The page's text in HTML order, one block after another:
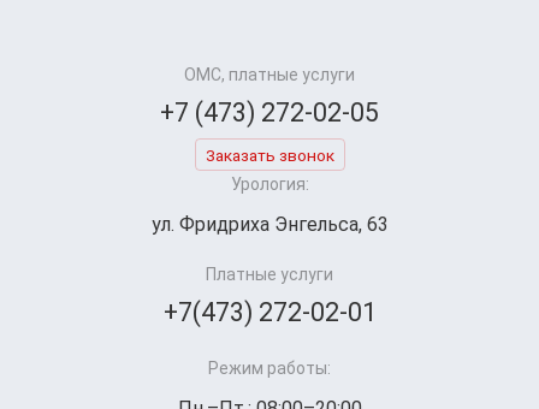
ОМС, платные услуги
+7 (473) 272-02-05
Заказать звонок
Урология:
ул. Фридриха Энгельса, 63
Платные услуги
+7(473) 272-02-01
Режим работы: